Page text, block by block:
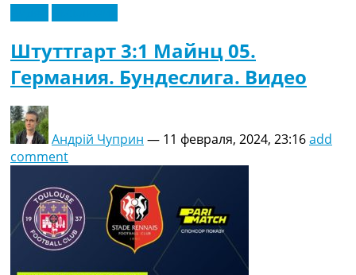
Штуттгарт 3:1 Майнц 05.
Германия. Бундеслига. Видео
Андрій Чуприн — 11 февраля, 2024, 23:16add
comment